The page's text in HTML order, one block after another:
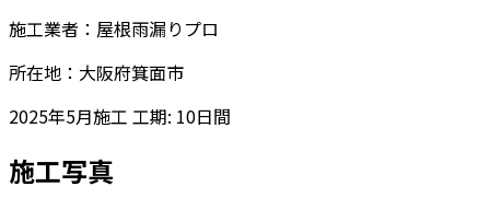
施工業者：屋根雨漏りプロ
所在地：大阪府箕面市
2025年5月施工 工期: 10日間
施工写真